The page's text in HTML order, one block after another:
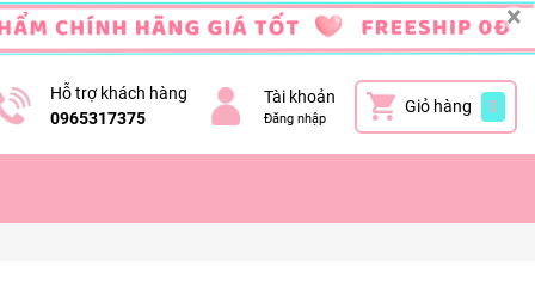
×
Hỗ trợ khách hàng
0965317375
Tài khoản
Đăng nhập
Giỏ hàng 0